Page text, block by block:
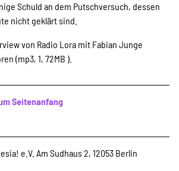
Mitglied
Schuld an dem Putschversuch, dessen
nicht geklärt sind.
von Radio Lora mit Fabian Junge
(mp3, 1, 72MB ).
Seitenanfang
e.V. Am Sudhaus 2, 12053 Berlin